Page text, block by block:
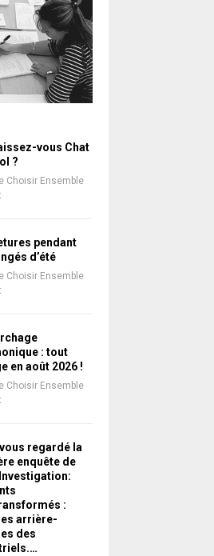
vous Chat
?
Choisir Ensemble
pendant
d’été
Choisir Ensemble
: tout
en août 2026 !
Choisir Ensemble
regardé la
enquête de
:
arrière-
des